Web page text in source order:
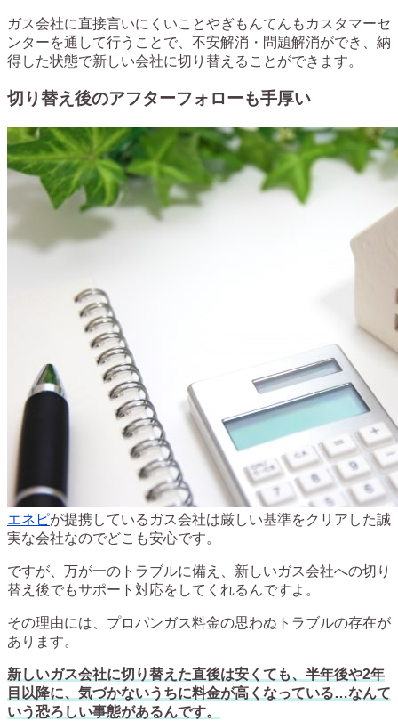
ガス会社に直接言いにくいことやぎもんてんもカスタマーセ
ンターを通して行うことで、不安解消・問題解消ができ、納
得した状態で新しい会社に切り替えることができます。
切り替え後のアフターフォローも手厚い
エネピが提携しているガス会社は厳しい基準をクリアした誠
実な会社なのでどこも安心です。
ですが、万が一のトラブルに備え、新しいガス会社への切り
替え後でもサポート対応をしてくれるんですよ。
その理由には、プロパンガス料金の思わぬトラブルの存在が
あります。
新しいガス会社に切り替えた直後は安くても、半年後や2年
目以降に、気づかないうちに料金が高くなっている…なんて
いう恐ろしい事態があるんです。